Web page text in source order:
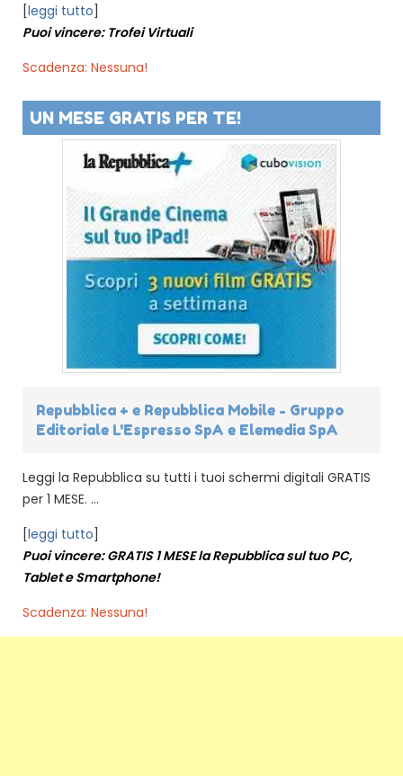
[leggi tutto]
Puoi vincere: Trofei Virtuali
Scadenza: Nessuna!
UN MESE GRATIS PER TE!
Repubblica + e Repubblica Mobile - Gruppo
Editoriale L'Espresso SpA e Elemedia SpA
Leggi la Repubblica su tutti i tuoi schermi digitali GRATIS
per 1 MESE. ...
[leggi tutto]
Puoi vincere: GRATIS 1 MESE la Repubblica sul tuo PC,
Tablet e Smartphone!
Scadenza: Nessuna!